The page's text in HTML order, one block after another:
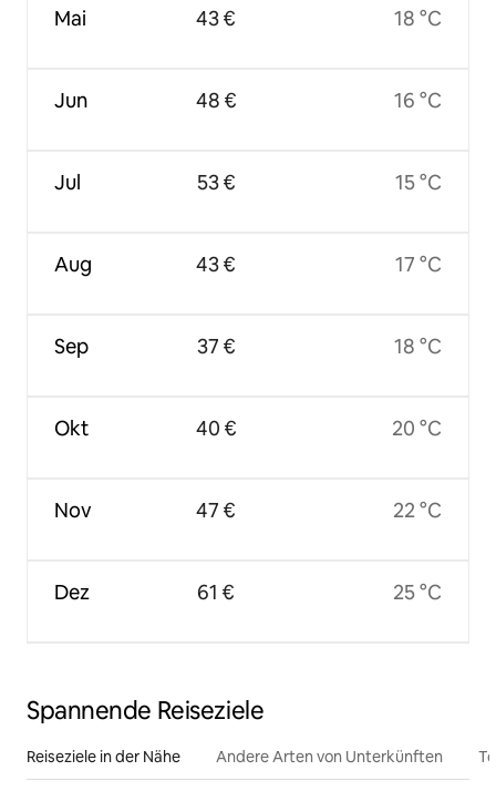
Mai
Jun
Jul
Aug
Sep
Okt
Nov
Dez
43 €
48 €
53 €
43 €
37 €
40 €
47 €
61 €
18 °C
16 °C
15 °C
17 °C
18 °C
20 °C
22 °C
25 °C
Spannende Reiseziele
Reiseziele in der Nähe Andere Arten von Unterkünften